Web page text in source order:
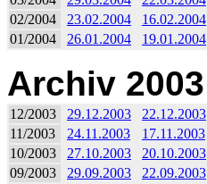
02/2004
23.02.2004 16.02.2004
01/2004
26.01.2004 19.01.2004
Archiv 2003
12/2003 29.12.2003 22.12.2003
11/2003
24.11.2003 17.11.2003
10/2003
27.10.2003 20.10.2003
09/2003
29.09.2003 22.09.2003